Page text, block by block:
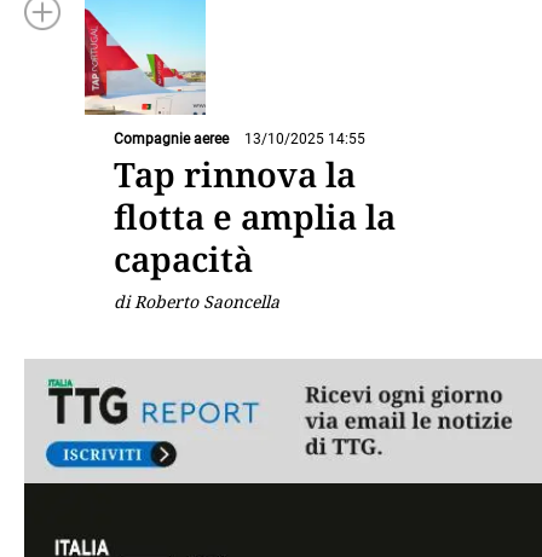
Compagnie aeree 13/10/2025 14:55
Tap rinnova la
flotta e amplia la
capacità
di Roberto Saoncella